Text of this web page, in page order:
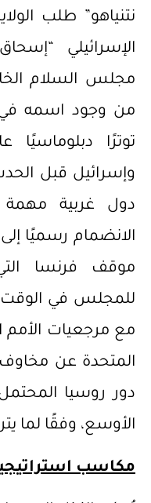
نتنياهو” طلب
الإسرائيلي
مجلس السلام
من وجود اسمه في
توترًا دبلوماسيًا
وإسرائيل قبل
دول غربية
الانضمام رسميًا
موقف فرنسا
للمجلس في الوقت
مع مرجعيات الأمم
المتحدة عن مخاوف
دور روسيا
الأوسع، وفقًا لما
مكاسب